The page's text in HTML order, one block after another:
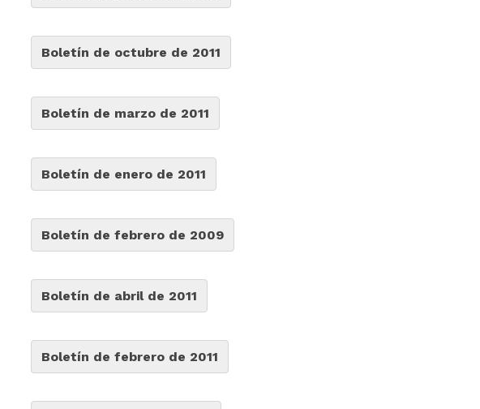
Boletín de octubre de 2011
Boletín de marzo de 2011
Boletín de enero de 2011
Boletín de febrero de 2009
Boletín de abril de 2011
Boletín de febrero de 2011